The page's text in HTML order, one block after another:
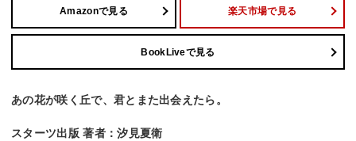
Amazonで見る 楽天市場で見る
BookLiveで見る
あの花が咲く丘で、君とまた出会えたら。
スターツ出版 著者：汐見夏衛